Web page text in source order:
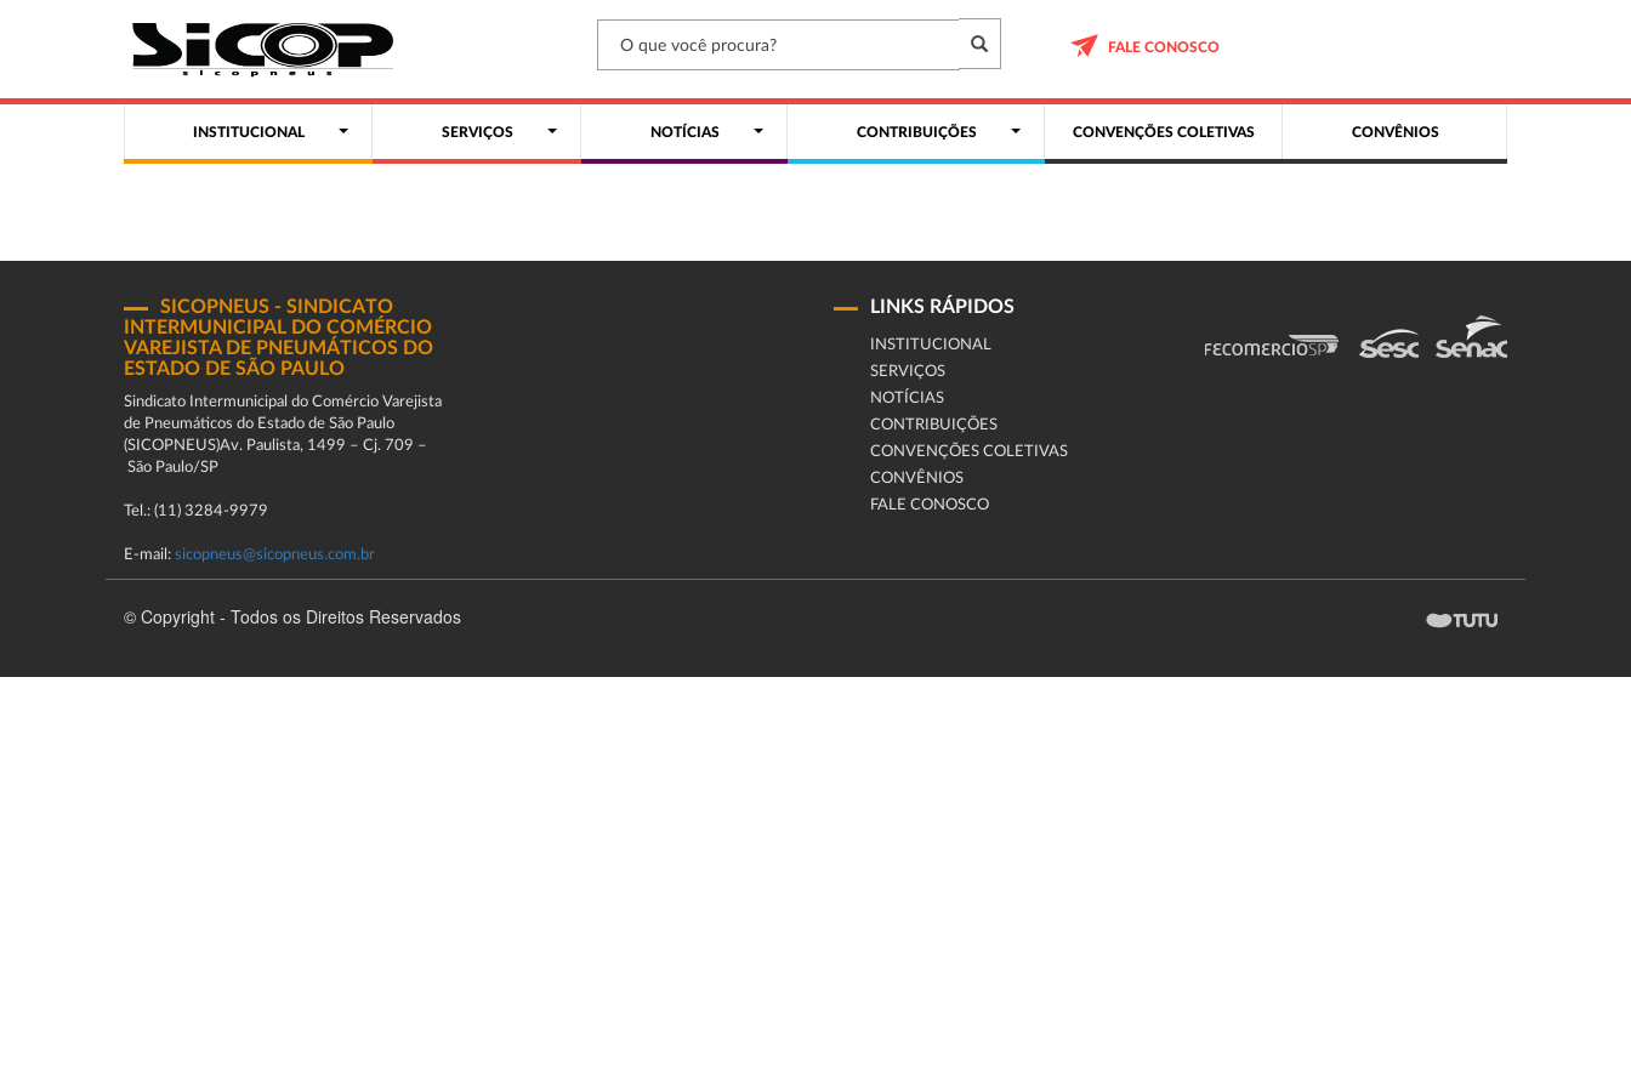
FALE CONOSCO
INSTITUCIONAL SERVIÇOS NOTÍCIAS CONTRIBUIÇÕES CONVENÇÕES COLETIVAS CONVÊNIOS
SICOPNEUS - SINDICATO
INTERMUNICIPAL DO COMÉRCIO
VAREJISTA DE PNEUMÁTICOS DO
ESTADO DE SÃO PAULO
Sindicato Intermunicipal do Comércio Varejista
de Pneumáticos do Estado de São Paulo
(SICOPNEUS)Av. Paulista, 1499 – Cj. 709 –
São Paulo/SP
Tel.: (11) 3284-9979
E-mail: sicopneus@sicopneus.com.br
LINKS RÁPIDOS
INSTITUCIONAL
SERVIÇOS
NOTÍCIAS
CONTRIBUIÇÕES
CONVENÇÕES COLETIVAS
CONVÊNIOS
FALE CONOSCO
© Copyright - Todos os Direitos Reservados